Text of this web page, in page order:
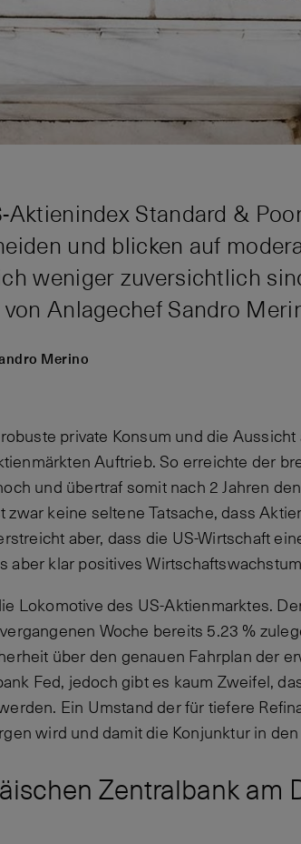
Standard &
und blicken auf
weniger zuversichtlich
Anlagechef Sandro
Merino
private Konsum und die
Auftrieb. So erreichte der
und übertraf somit nach 2 Jahren
zwar keine seltene Tatsache, dass
aber, dass die US-Wirtschaft
aber klar positives
Lokomotive des US-Aktienmarktes.
Woche bereits 5.23 %
über den genauen Fahrplan der
Fed, jedoch gibt es kaum Zweifel,
Ein Umstand der für tiefere
wird und damit die Konjunktur in
Zentralbank am